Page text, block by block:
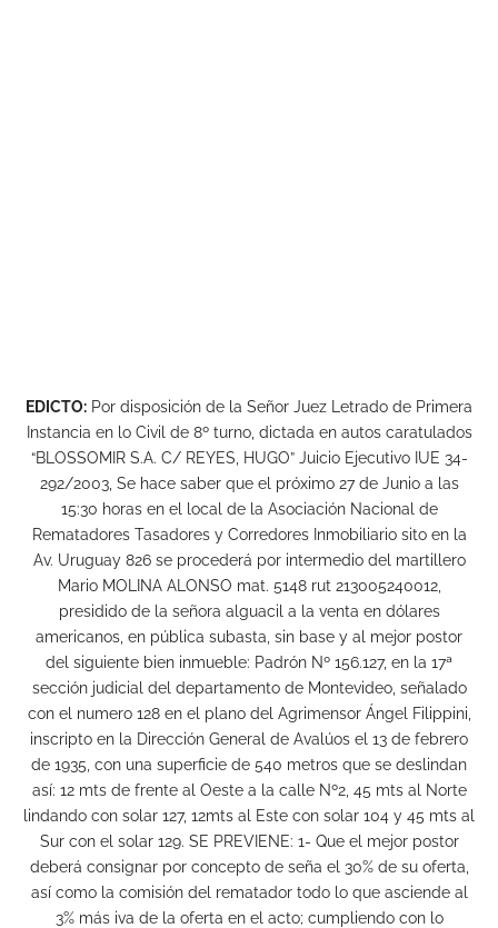
EDICTO: Por disposición de la Señor Juez Letrado de Primera
Instancia en lo Civil de 8º turno, dictada en autos caratulados
“BLOSSOMIR S.A. C/ REYES, HUGO” Juicio Ejecutivo IUE 34-
292/2003, Se hace saber que el próximo 27 de Junio a las
15:30 horas en el local de la Asociación Nacional de
Rematadores Tasadores y Corredores Inmobiliario sito en la
Av. Uruguay 826 se procederá por intermedio del martillero
Mario MOLINA ALONSO mat. 5148 rut 213005240012,
presidido de la señora alguacil a la venta en dólares
americanos, en pública subasta, sin base y al mejor postor
del siguiente bien inmueble: Padrón Nº 156.127, en la 17ª
sección judicial del departamento de Montevideo, señalado
con el numero 128 en el plano del Agrimensor Ángel Filippini,
inscripto en la Dirección General de Avalúos el 13 de febrero
de 1935, con una superficie de 540 metros que se deslindan
así: 12 mts de frente al Oeste a la calle Nº2, 45 mts al Norte
lindando con solar 127, 12mts al Este con solar 104 y 45 mts al
Sur con el solar 129. SE PREVIENE: 1- Que el mejor postor
deberá consignar por concepto de seña el 30% de su oferta,
así como la comisión del rematador todo lo que asciende al
3% más iva de la oferta en el acto; cumpliendo con lo